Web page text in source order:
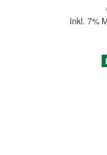
Inkl. 7%